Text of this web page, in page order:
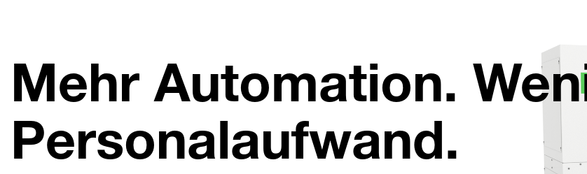
Mehr Automation.
Personalaufwand.